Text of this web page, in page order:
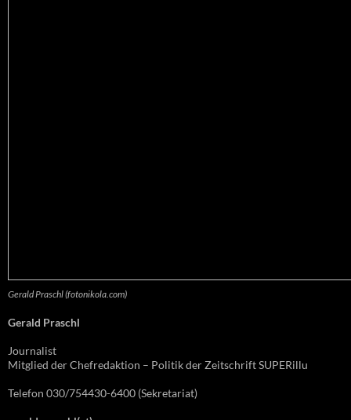
Gerald Praschl (fotonikola.com)
Gerald Praschl
Journalist
Mitglied der Chefredaktion – Politik der Zeitschrift SUPERillu
Telefon 030/754430-6400 (Sekretariat)